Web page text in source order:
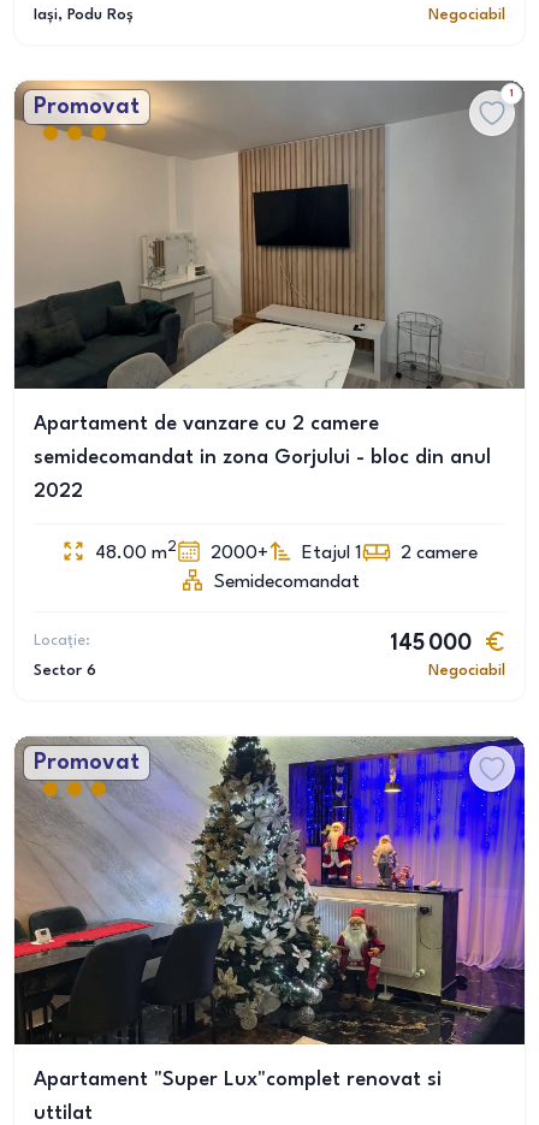
Iași, Podu Roș Negociabil
Promovat
1
Apartament de vanzare cu 2 camere
semidecomandat in zona Gorjului - bloc din anul
2022
48.00 m2 2000+ Etajul 1 2 camere
Semidecomandat
Locație:
Sector 6
145 000
Negociabil
Promovat
Apartament "Super Lux"complet renovat si
uttilat